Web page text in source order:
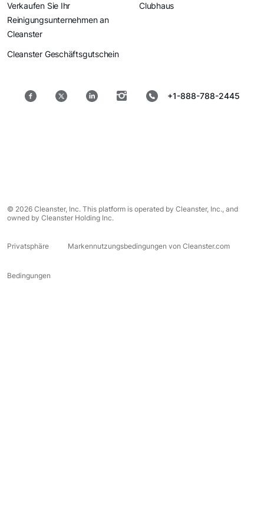
Verkaufen Sie Ihr
Reinigungsunternehmen an
Cleanster
Cleanster Geschäftsgutschein
Clubhaus
+1-888-788-2445
© 2026 Cleanster, Inc. This platform is operated by Cleanster, Inc., and
owned by Cleanster Holding Inc.
Privatsphäre Markennutzungsbedingungen von Cleanster.com
Bedingungen